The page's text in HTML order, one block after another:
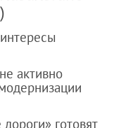
активно
готовят